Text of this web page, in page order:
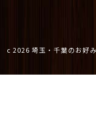
c 2026 埼玉・千葉のお好